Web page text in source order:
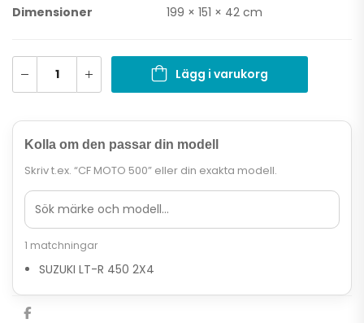
Dimensioner 199 × 151 × 42 cm
Lägg i varukorg
Kolla om den passar din modell
Skriv t.ex. “CF MOTO 500” eller din exakta modell.
1 matchningar
SUZUKI LT-R 450 2X4